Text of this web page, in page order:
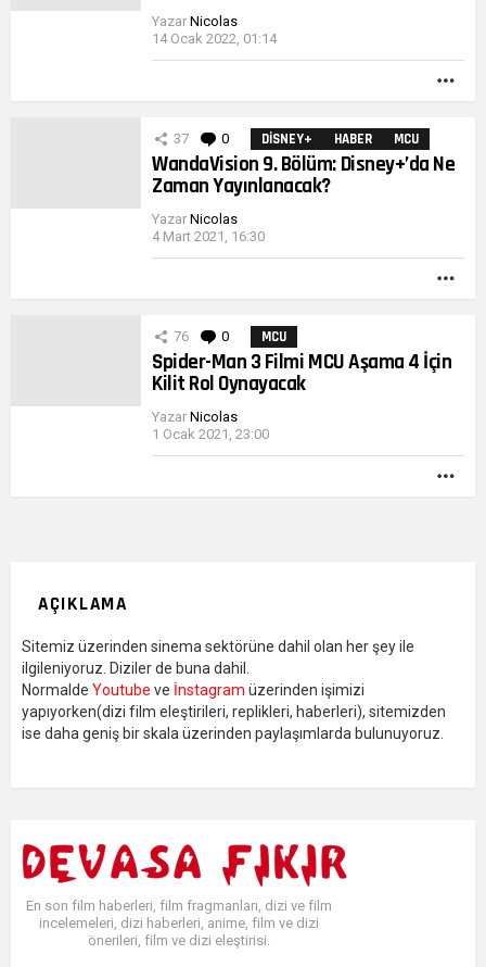
Yazar Nicolas
14 Ocak 2022, 01:14
37 0 YorumlarDISNEY+ HABER MCU
WandaVision 9. Bölüm: Disney+’da Ne
Zaman Yayınlanacak?
Yazar Nicolas
4 Mart 2021, 16:30
76 0 Yorumlar
MCU
Spider-Man 3 Filmi MCU Aşama 4 İçin
Kilit Rol Oynayacak
Yazar Nicolas
1 Ocak 2021, 23:00
AÇIKLAMA
Sitemiz üzerinden sinema sektörüne dahil olan her şey ile
ilgileniyoruz. Diziler de buna dahil.
Normalde Youtube ve İnstagram üzerinden işimizi
yapıyorken(dizi film eleştirileri, replikleri, haberleri), sitemizden
ise daha geniş bir skala üzerinden paylaşımlarda bulunuyoruz.
En son film haberleri, film fragmanları, dizi ve film
incelemeleri, dizi haberleri, anime, film ve dizi
önerileri, film ve dizi eleştirisi.